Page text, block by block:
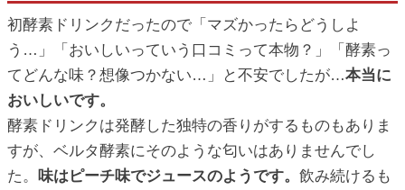
初酵素ドリンクだったので「マズかったらどうしよ
う…」「おいしいっていう口コミって本物？」「酵素っ
てどんな味？想像つかない…」と不安でしたが…本当に
おいしいです。
酵素ドリンクは発酵した独特の香りがするものもありま
すが、ベルタ酵素にそのような匂いはありませんでし
た。 味はピーチ味でジュースのようです。 飲み続けるも